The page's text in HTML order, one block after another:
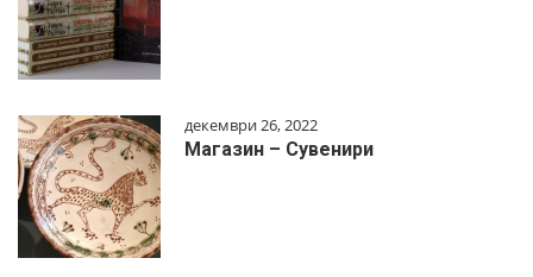
декември 26, 2022
Магазин – Сувенири